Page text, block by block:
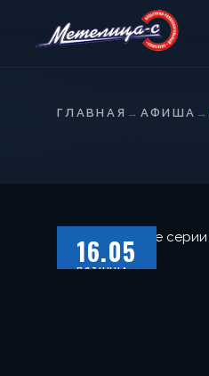
ГЛАВНАЯ → АФИША →
16.05
ПЯТНИЦА